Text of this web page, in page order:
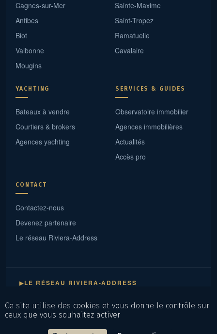
Cagnes-sur-Mer
Antibes
Biot
Valbonne
Mougins
Sainte-Maxime
Saint-Tropez
Ramatuelle
Cavalaire
YACHTING
Bateaux à vendre
Courtiers & brokers
Agences yachting
SERVICES & GUIDES
Observatoire immobilier
Agences immobilières
Actualités
Accès pro
CONTACT
Contactez-nous
Devenez partenaire
Le réseau Riviera-Address
▶LE RÉSEAU RIVIERA-ADDRESS
Mentions légalesPolitique de confidentialité
Ce site utilise des cookies et vous donne le contrôle sur
ceux que vous souhaitez activer